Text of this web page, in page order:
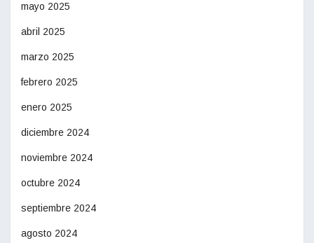
mayo 2025
abril 2025
marzo 2025
febrero 2025
enero 2025
diciembre 2024
noviembre 2024
octubre 2024
septiembre 2024
agosto 2024